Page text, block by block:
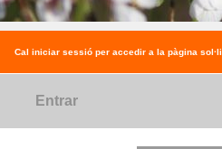
Cal iniciar sessió per accedir a la pàgina
Entrar